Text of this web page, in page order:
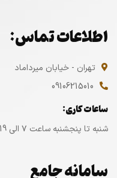
اطلاعات تماس:
تهران - خیابان میرداماد
09106215010
ساعات کاری:
شنبه تا پنجشنبه ساعت ۷ الی 19،
سامانه جامع